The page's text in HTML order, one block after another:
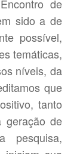
de
sido a de
possível,
temáticas,
níveis, da
que
tanto
geração de
pesquisa,